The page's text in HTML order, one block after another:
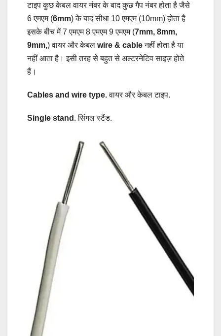
टाइप कुछ केबल वायर नंबर के बाद कुछ गैप नंबर होता है जैसे
6 एमएम (6mm) के बाद सीधा 10 एमएम (10mm) होता है
इसके बीच में 7 एमएम 8 एमएम 9 एमएम (7mm, 8mm,
9mm,) वायर और केबल wire & cableनहीं होता है या
नहींं आता है। इसी तरह से बहुत से अल्टरनेटिव साइज़ होते
हैं।
Cables and wire type.वायर और केबल टाइप.
Single stand . सिंगल स्टैंड.